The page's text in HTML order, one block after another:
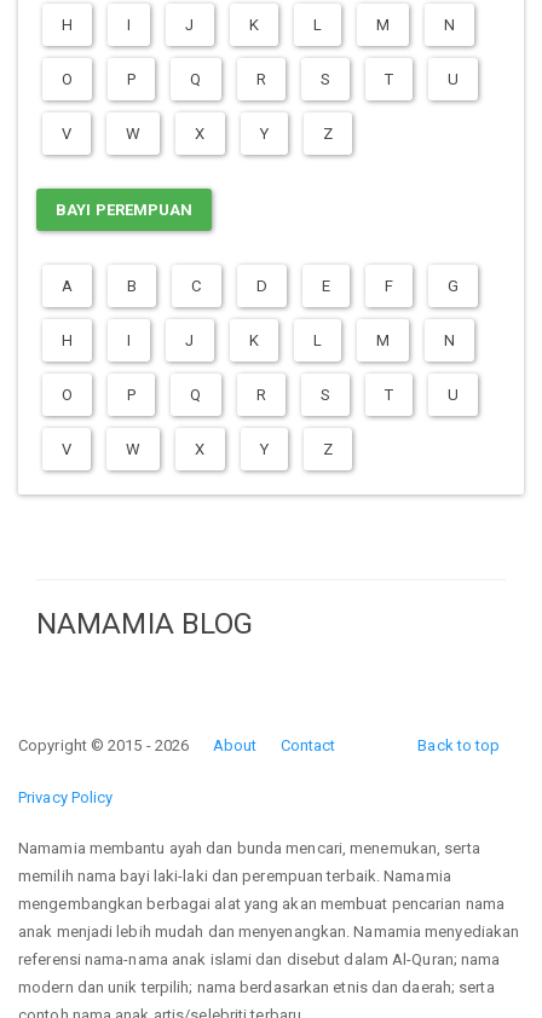
H I J K L M N
O P Q R S T U
V W X Y Z
BAYI PEREMPUAN
A B C D E F G
H I J K L M N
O P Q R S T U
V W X Y Z
NAMAMIA BLOG
Back to top
Copyright © 2015 - 2026 About Contact
Privacy Policy
Namamia membantu ayah dan bunda mencari, menemukan, serta
memilih nama bayi laki-laki dan perempuan terbaik. Namamia
mengembangkan berbagai alat yang akan membuat pencarian nama
anak menjadi lebih mudah dan menyenangkan. Namamia menyediakan
referensi nama-nama anak islami dan disebut dalam Al-Quran; nama
modern dan unik terpilih; nama berdasarkan etnis dan daerah; serta